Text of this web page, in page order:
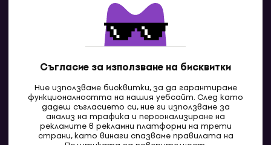
Съгласие за използване на бисквитки
Ние използваме бисквитки, за да гарантираме
функционалността на нашия уебсайт. След като
дадеш съгласието си, ние ги използваме за
анализ на трафика и персонализиране на
рекламите в рекламни платформи на трети
страни, като винаги спазваме правилата на
Свържи се с нас
BG